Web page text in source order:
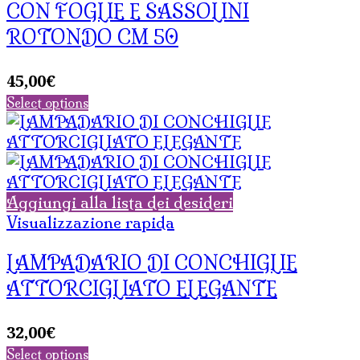
CON FOGLIE E SASSOLINI
ROTONDO CM 50
45,00€
Select options
Aggiungi alla lista dei desideri
Visualizzazione rapida
LAMPADARIO DI CONCHIGLIE
ATTORCIGLIATO ELEGANTE
32,00€
Select options